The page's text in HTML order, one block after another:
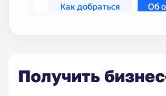
Получить